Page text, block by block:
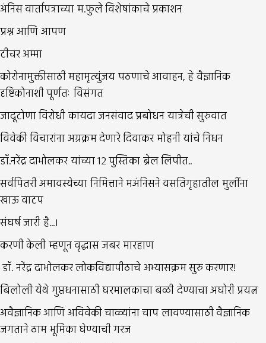
अंनिस वार्तापत्राच्या म.फुले विशेषांकाचे प्रकाशन
प्रश्न आणि आपण
टीचर अम्मा
कोरोनामुक्तीसाठी महामृत्युंजय पठणाचे आवाहन, हे वैज्ञानिक
दृष्टिकोनाशी पूर्णतः विसंगत
जादूटोणा विरोधी कायदा जनसंवाद प्रबोधन यात्रेची सुरुवात
विवेकी विचारांना अग्रक्रम देणारे दिवाकर मोहनी यांचे निधन
डॉ.नरेंद्र दाभोलकर यांच्या १२ पुस्तिका ब्रेल लिपीत..
सर्वपितरी अमावस्येच्या निमित्ताने मअंनिसने वसतिगृहातील मुलींना
खाऊ वाटप
संघर्ष जारी है...।
करणी केली म्हणून वृद्धास जबर मारहाण
डॉ. नरेंद्र दाभोलकर लोकविद्यापीठाचे अभ्यासक्रम सुरु करणार!
बिलोली येथे गुप्तधनासाठी घरमालकाचा बळी देण्याचा अघोरी प्रयत्न
अवैज्ञानिक आणि अविवेकी चाळ्यांना चाप लावण्यासाठी वैज्ञानिक
जगताने ठाम भूमिका घेण्याची गरज